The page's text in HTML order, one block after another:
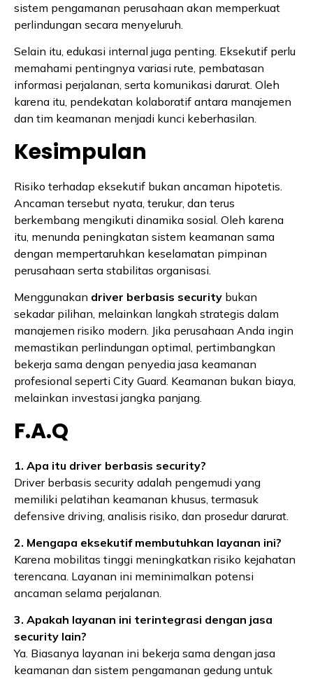
sistem pengamanan perusahaan akan memperkuat
perlindungan secara menyeluruh.
Selain itu, edukasi internal juga penting. Eksekutif perlu
memahami pentingnya variasi rute, pembatasan
informasi perjalanan, serta komunikasi darurat. Oleh
karena itu, pendekatan kolaboratif antara manajemen
dan tim keamanan menjadi kunci keberhasilan.
Kesimpulan
Risiko terhadap eksekutif bukan ancaman hipotetis.
Ancaman tersebut nyata, terukur, dan terus
berkembang mengikuti dinamika sosial. Oleh karena
itu, menunda peningkatan sistem keamanan sama
dengan mempertaruhkan keselamatan pimpinan
perusahaan serta stabilitas organisasi.
Menggunakan driver berbasis security bukan
sekadar pilihan, melainkan langkah strategis dalam
manajemen risiko modern. Jika perusahaan Anda ingin
memastikan perlindungan optimal, pertimbangkan
bekerja sama dengan penyedia jasa keamanan
profesional seperti City Guard. Keamanan bukan biaya,
melainkan investasi jangka panjang.
F.A.Q
1. Apa itu driver berbasis security?
Driver berbasis security adalah pengemudi yang
memiliki pelatihan keamanan khusus, termasuk
defensive driving, analisis risiko, dan prosedur darurat.
2. Mengapa eksekutif membutuhkan layanan ini?
Karena mobilitas tinggi meningkatkan risiko kejahatan
terencana. Layanan ini meminimalkan potensi
ancaman selama perjalanan.
3. Apakah layanan ini terintegrasi dengan jasa
security lain?
Ya. Biasanya layanan ini bekerja sama dengan jasa
keamanan dan sistem pengamanan gedung untuk